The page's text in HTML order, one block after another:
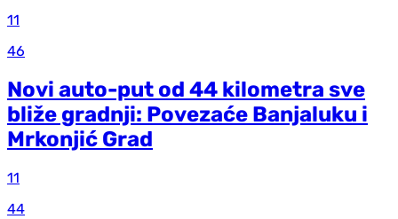
11
46
Novi auto-put od 44 kilometra sve
bliže gradnji: Povezaće Banjaluku i
Mrkonjić Grad
11
44